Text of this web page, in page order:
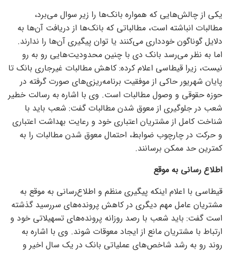
یکی از چالش‌هایی که همواره بانک‌ها را زیر سوال می‌برد،
مطالبات انباشته است، مطالباتی که بانک‌ها از دریافت آن‌ها به
دلایل گوناگون خودداری می‌کنند یا توان پیگیری آن‌ها را ندارند.
اما به نظر می‌رسد بانک دی با چنین محدودیت‌هایی رو به رو
نیست، زیرا قیطاسی اعلام کرده: کاهش مطالبات غیرجاری بانک تا
پایان شهریور حاکی از موفقیت برنامه‌ریزی‌های صورت گرفته در
حوزه حقوقی و وصول مطالبات است. وی با اشاره به رسالت خطیر
شعب در جلوگیری از معوق شدن مطالبات گفت: شعب باید با
شناخت کامل از مشتریان اعتباری خود و رعایت بهداشت اعتباری
و حرکت در چارچوب ضوابط، احتمال معوق شدن مطالبات را به
کمترین حد ممکن برسانند.
اطلاع رسانی به موقع
قیطاسی با اعلام اینکه پیگیری منظم و اطلاع‌رسانی به موقع به
مشتریان عامل مهم دیگری در کاهش پرونده‌های سررسید گذشته
است گفت: باید شعب با رصد روزانه پرونده‌های تسهیلاتی خود و
ارتباط با مشتریان مانع از ایجاد معوقات شوند. وی با اشاره به
روند رو به رشد شاخص‌های عملیاتی بانک در یک سال اخیر و